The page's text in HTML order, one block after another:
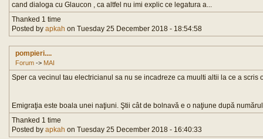
cand dialoga cu Glaucon , ca altfel nu imi explic ce legatura a...
Thanked 1 time
Posted by apkah on Tuesday 25 December 2018 - 18:54:58
pompieri....
Forum -> MAI
Sper ca vecinul tau electricianul sa nu se incadreze ca muulti altii la ce a scris
Emigraţia este boala unei naţiuni. Ştii cât de bolnavă e o naţiune după
Thanked 1 time
Posted by apkah on Tuesday 25 December 2018 - 16:40:33